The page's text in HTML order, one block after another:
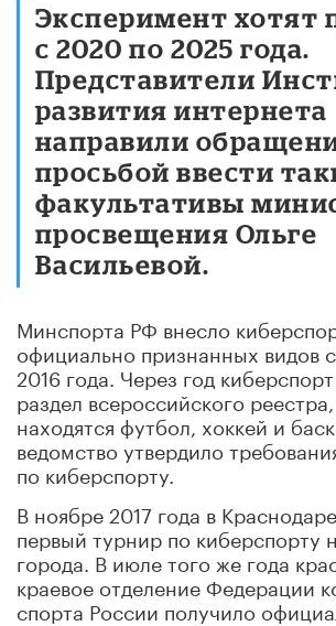
Эксперимент хотят
с 2020 по 2025 года.
Представители
развития интернета
направили
просьбой ввести
факультативы
просвещения Ольге
Васильевой.
Минспорта РФ внесло
официально признанных видов
2016 года. Через год
раздел всероссийского
находятся футбол, хоккей и
ведомство утвердило
по киберспорту.
В ноябре 2017 года в
первый турнир по киберспорту
города. В июле того же года
краевое отделение Федерации
спорта России получило